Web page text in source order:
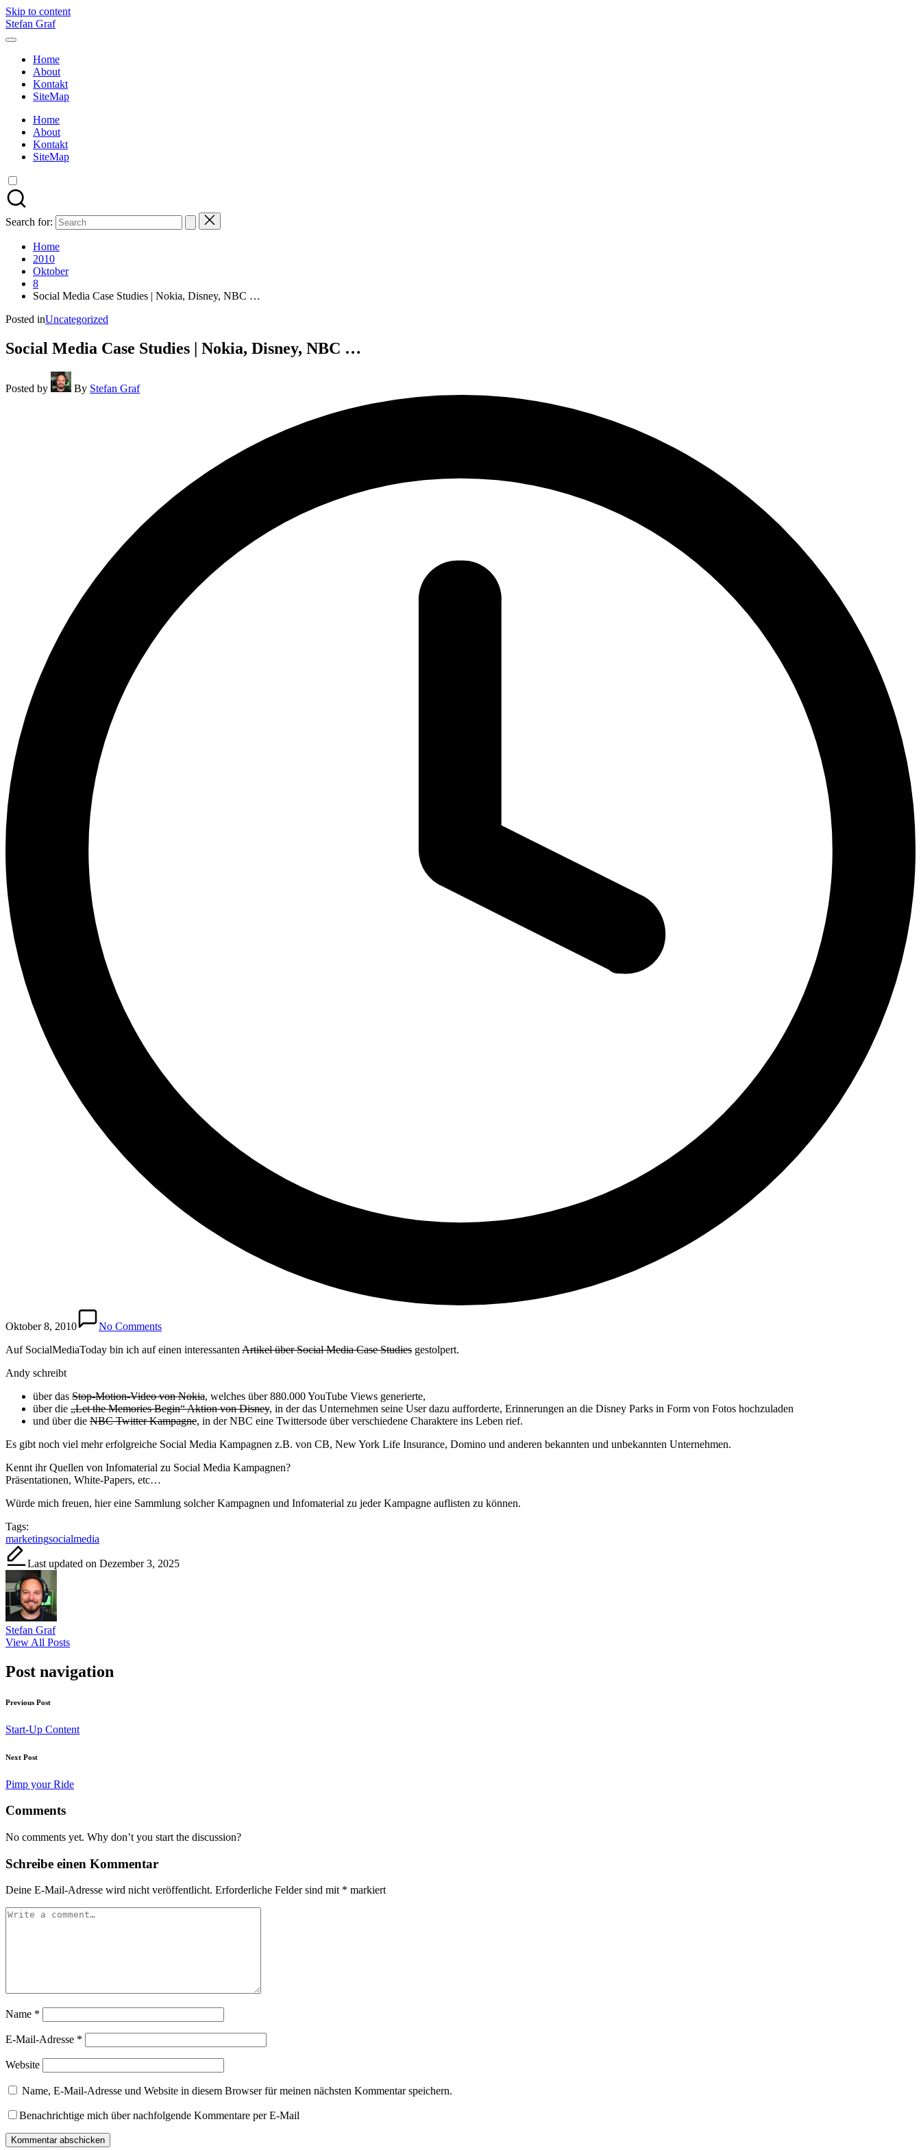
Skip to content
Stefan Graf
Home
About
Kontakt
SiteMap
Home
About
Kontakt
SiteMap
Search for:
Home
2010
Oktober
8
Social Media Case Studies | Nokia, Disney, NBC …
Posted inUncategorized
Social Media Case Studies | Nokia, Disney, NBC …
Posted by By Stefan Graf
Oktober 8, 2010
No Comments
Auf SocialMediaToday bin ich auf einen interessanten Artikel über Social Media Case Studies gestolpert.
Andy schreibt
über das Stop-Motion-Video von Nokia, welches über 880.000 YouTube Views generierte,
über die „Let the Memories Begin“ Aktion von Disney, in der das Unternehmen seine User dazu aufforderte, Erinnerungen an die Disney Parks in Form von Fotos hochzuladen
und über die NBC Twitter Kampagne, in der NBC eine Twittersode über verschiedene Charaktere ins Leben rief.
Es gibt noch viel mehr erfolgreiche Social Media Kampagnen z.B. von CB, New York Life Insurance, Domino und anderen bekannten und unbekannten Unternehmen.
Kennt ihr Quellen von Infomaterial zu Social Media Kampagnen?
Präsentationen, White-Papers, etc…
Würde mich freuen, hier eine Sammlung solcher Kampagnen und Infomaterial zu jeder Kampagne auflisten zu können.
Tags:
marketingsocialmedia
Last updated on Dezember 3, 2025
Stefan Graf
View All Posts
Post navigation
Previous Post
Start-Up Content
Next Post
Pimp your Ride
Comments
No comments yet. Why don’t you start the discussion?
Schreibe einen Kommentar
Deine E-Mail-Adresse wird nicht veröffentlicht. Erforderliche Felder sind mit * markiert
Name *
E-Mail-Adresse *
Website
Name, E-Mail-Adresse und Website in diesem Browser für meinen nächsten Kommentar speichern.
Benachrichtige mich über nachfolgende Kommentare per E-Mail